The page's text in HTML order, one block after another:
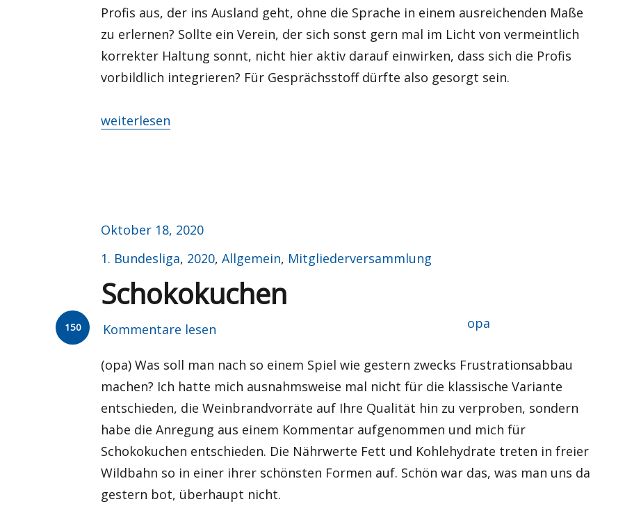
Profis aus, der ins Ausland geht, ohne die Sprache in einem ausreichenden Maße
zu erlernen? Sollte ein Verein, der sich sonst gern mal im Licht von vermeintlich
korrekter Haltung sonnt, nicht hier aktiv darauf einwirken, dass sich die Profis
vorbildlich integrieren? Für Gesprächsstoff dürfte also gesorgt sein.
„Deutschkurs“
weiterlesen
Veröffentlicht
am
Oktober 18, 2020
Kategorien
1. Bundesliga, 2020,Allgemein, Mitgliederversammlung
Schokokuchen
150 Kommentare lesen Autor
opa
(opa) Was soll man nach so einem Spiel wie gestern zwecks Frustrationsabbau
machen? Ich hatte mich ausnahmsweise mal nicht für die klassische Variante
entschieden, die Weinbrandvorräte auf Ihre Qualität hin zu verproben, sondern
habe die Anregung aus einem Kommentar aufgenommen und mich für
Schokokuchen entschieden. Die Nährwerte Fett und Kohlehydrate treten in freier
Wildbahn so in einer ihrer schönsten Formen auf. Schön war das, was man uns da
gestern bot, überhaupt nicht.